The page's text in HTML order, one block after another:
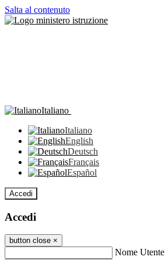
Salta al contenuto
Italiano
Italiano
English
Deutsch
Français
Español
Accedi
Accedi
button close ×
Nome Utente